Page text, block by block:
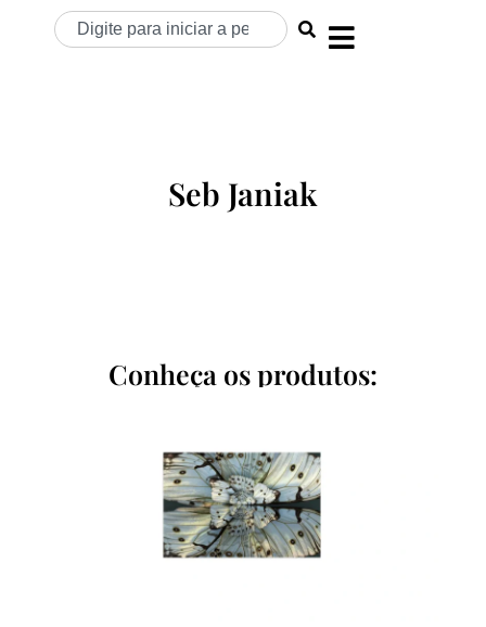
Seb Janiak
Conheça os produtos: